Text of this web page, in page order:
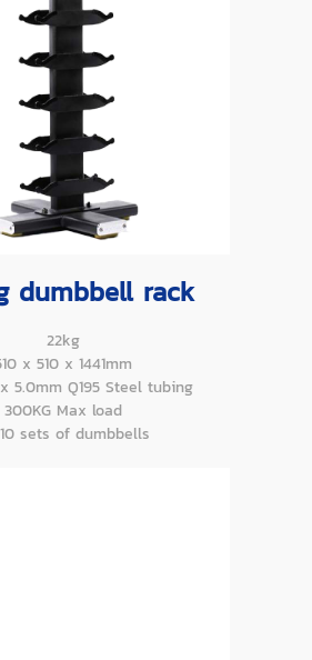
dumbbell rack
22kg
x 510 x 1441mm
5.0mm Q195 Steel tubing
300KG Max load
sets of dumbbells